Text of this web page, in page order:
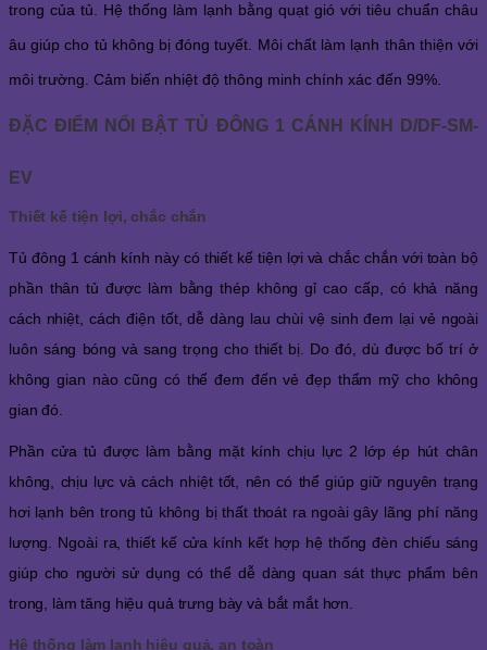
trong của tủ. Hệ thống làm lạnh bằng quạt gió với tiêu chuẩn châu
âu giúp cho tủ không bị đóng tuyết. Môi chất làm lạnh thân thiện với
môi trường. Cảm biến nhiệt độ thông minh chính xác đến 99%.
ĐẶC ĐIỂM NỔI BẬT TỦ ĐÔNG 1 CÁNH KÍNH D/DF-SM-
EV
Thiết kế tiện lợi, chắc chắn
Tủ đông 1 cánh kính này có thiết kế tiện lợi và chắc chắn với toàn bộ
phần thân tủ được làm bằng thép không gỉ cao cấp, có khả năng
cách nhiệt, cách điện tốt, dễ dàng lau chùi vệ sinh đem lại vẻ ngoài
luôn sáng bóng và sang trọng cho thiết bị. Do đó, dù được bố trí ở
không gian nào cũng có thể đem đến vẻ đẹp thẩm mỹ cho không
gian đó.
Phần cửa tủ được làm bằng mặt kính chịu lực 2 lớp ép hút chân
không, chịu lực và cách nhiệt tốt, nên có thể giúp giữ nguyên trạng
hơi lạnh bên trong tủ không bị thất thoát ra ngoài gây lãng phí năng
lượng. Ngoài ra, thiết kế cửa kính kết hợp hệ thống đèn chiếu sáng
giúp cho người sử dụng có thể dễ dàng quan sát thực phẩm bên
trong, làm tăng hiệu quả trưng bày và bắt mắt hơn.
Hệ thống làm lạnh hiệu quả, an toàn